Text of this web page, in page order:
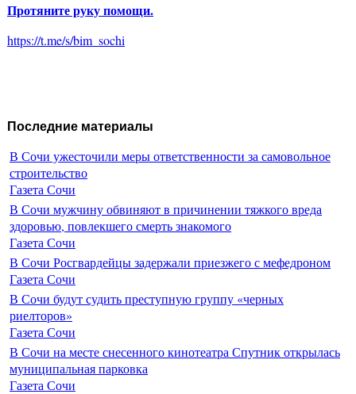
Протяните руку помощи.
https://t.me/s/bim_sochi
Последние материалы
В Сочи ужесточили меры ответственности за самовольное
строительство
Газета Сочи
В Сочи мужчину обвиняют в причинении тяжкого вреда
здоровью, повлекшего смерть знакомого
Газета Сочи
В Сочи Росгвардейцы задержали приезжего с мефедроном
Газета Сочи
В Сочи будут судить преступную группу «черных
риелторов»
Газета Сочи
В Сочи на месте снесенного кинотеатра Спутник открылась
муниципальная парковка
Газета Сочи